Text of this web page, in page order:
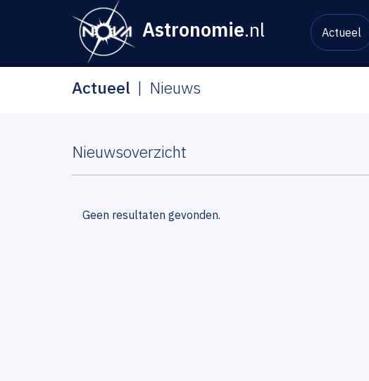
Astronomie.nl Actueel
Actueel Nieuws
Nieuwsoverzicht
Geen resultaten gevonden.